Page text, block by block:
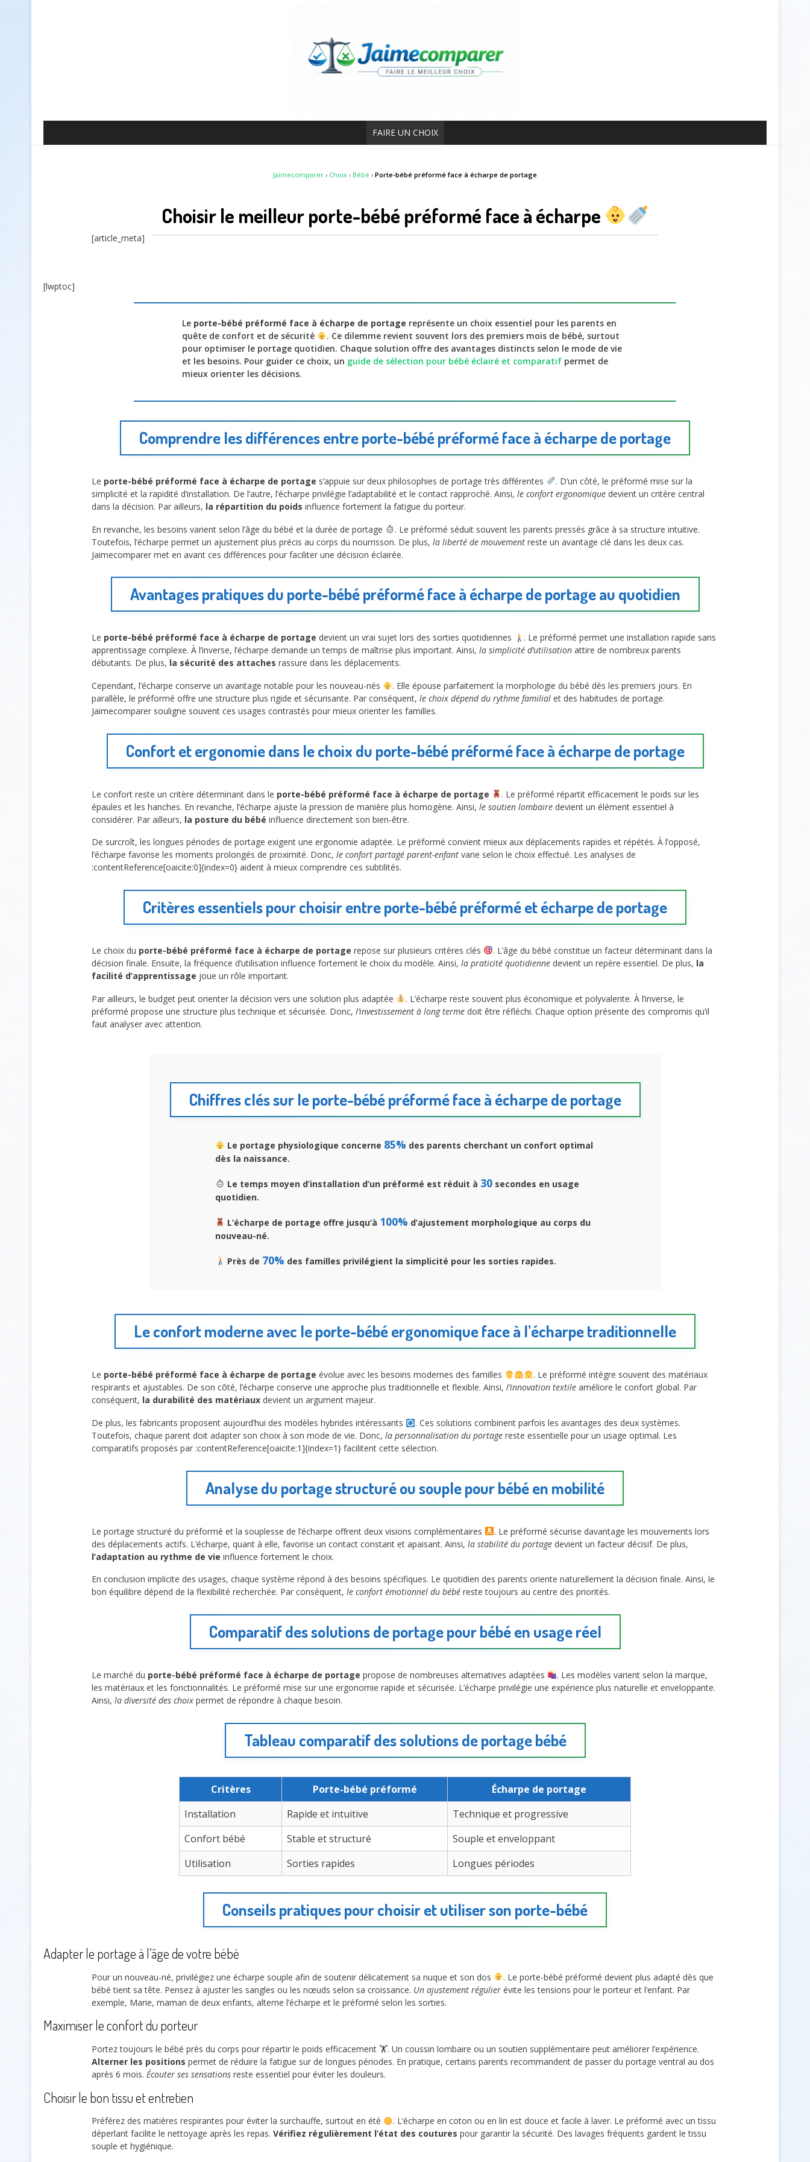
FAIRE UN CHOIX
Jaimecomparer › Choix › Bébé › Porte-bébé préformé face à écharpe de portage
Choisir le meilleur porte-bébé préformé face à écharpe
[article_meta]
[lwptoc]
Le porte-bébé préformé face à écharpe de portage représente un choix essentiel pour les parents en
quête de confort et de sécurité
. Ce dilemme revient souvent lors des premiers mois de bébé, surtout
pour optimiser le portage quotidien. Chaque solution offre des avantages distincts selon le mode de vie
et les besoins. Pour guider ce choix, un guide de sélection pour bébé éclairé et comparatif permet de
mieux orienter les décisions.
Comprendre les différences entre porte-bébé préformé face à écharpe de portage
Le porte-bébé préformé face à écharpe de portage s’appuie sur deux philosophies de portage très différentes
. D’un côté, le préformé mise sur la
simplicité et la rapidité d’installation. De l’autre, l’écharpe privilégie l’adaptabilité et le contact rapproché. Ainsi, le confort ergonomique devient un critère central
dans la décision. Par ailleurs, la répartition du poids influence fortement la fatigue du porteur.
En revanche, les besoins varient selon l’âge du bébé et la durée de portage
. Le préformé séduit souvent les parents pressés grâce à sa structure intuitive.
Toutefois, l’écharpe permet un ajustement plus précis au corps du nourrisson. De plus, la liberté de mouvement reste un avantage clé dans les deux cas.
Jaimecomparer met en avant ces différences pour faciliter une décision éclairée.
Avantages pratiques du porte-bébé préformé face à écharpe de portage au quotidien
Le porte-bébé préformé face à écharpe de portage devient un vrai sujet lors des sorties quotidiennes
. Le préformé permet une installation rapide sans
apprentissage complexe. À l’inverse, l’écharpe demande un temps de maîtrise plus important. Ainsi, la simplicité d’utilisation attire de nombreux parents
débutants. De plus, la sécurité des attaches rassure dans les déplacements.
Cependant, l’écharpe conserve un avantage notable pour les nouveau-nés
. Elle épouse parfaitement la morphologie du bébé dès les premiers jours. En
parallèle, le préformé offre une structure plus rigide et sécurisante. Par conséquent, le choix dépend du rythme familial et des habitudes de portage.
Jaimecomparer souligne souvent ces usages contrastés pour mieux orienter les familles.
Confort et ergonomie dans le choix du porte-bébé préformé face à écharpe de portage
Le confort reste un critère déterminant dans le porte-bébé préformé face à écharpe de portage
. Le préformé répartit efficacement le poids sur les
épaules et les hanches. En revanche, l’écharpe ajuste la pression de manière plus homogène. Ainsi, le soutien lombaire devient un élément essentiel à
considérer. Par ailleurs, la posture du bébé influence directement son bien-être.
De surcroît, les longues périodes de portage exigent une ergonomie adaptée. Le préformé convient mieux aux déplacements rapides et répétés. À l’opposé,
l’écharpe favorise les moments prolongés de proximité. Donc, le confort partagé parent-enfant varie selon le choix effectué. Les analyses de
:contentReference[oaicite:0]{index=0} aident à mieux comprendre ces subtilités.
Critères essentiels pour choisir entre porte-bébé préformé et écharpe de portage
Le choix du porte-bébé préformé face à écharpe de portage repose sur plusieurs critères clés
. L’âge du bébé constitue un facteur déterminant dans la
décision finale. Ensuite, la fréquence d’utilisation influence fortement le choix du modèle. Ainsi, la praticité quotidienne devient un repère essentiel. De plus, la
facilité d’apprentissage joue un rôle important.
Par ailleurs, le budget peut orienter la décision vers une solution plus adaptée
. L’écharpe reste souvent plus économique et polyvalente. À l’inverse, le
préformé propose une structure plus technique et sécurisée. Donc, l’investissement à long terme doit être réfléchi. Chaque option présente des compromis qu’il
faut analyser avec attention.
Chiffres clés sur le porte-bébé préformé face à écharpe de portage
Le portage physiologique concerne 85% des parents cherchant un confort optimal
dès la naissance.
Le temps moyen d’installation d’un préformé est réduit à 30secondes en usage
quotidien.
L’écharpe de portage offre jusqu’à 100% d’ajustement morphologique au corps du
nouveau-né.
Près de 70% des familles privilégient la simplicité pour les sorties rapides.
Le confort moderne avec le porte-bébé ergonomique face à l’écharpe traditionnelle
Le porte-bébé préformé face à écharpe de portage évolue avec les besoins modernes des familles
. Le préformé intègre souvent des matériaux
respirants et ajustables. De son côté, l’écharpe conserve une approche plus traditionnelle et flexible. Ainsi, l’innovation textile améliore le confort global. Par
conséquent, la durabilité des matériaux devient un argument majeur.
De plus, les fabricants proposent aujourd’hui des modèles hybrides intéressants
. Ces solutions combinent parfois les avantages des deux systèmes.
Toutefois, chaque parent doit adapter son choix à son mode de vie. Donc, la personnalisation du portage reste essentielle pour un usage optimal. Les
comparatifs proposés par :contentReference[oaicite:1]{index=1} facilitent cette sélection.
Analyse du portage structuré ou souple pour bébé en mobilité
Le portage structuré du préformé et la souplesse de l’écharpe offrent deux visions complémentaires
. Le préformé sécurise davantage les mouvements lors
des déplacements actifs. L’écharpe, quant à elle, favorise un contact constant et apaisant. Ainsi, la stabilité du portage devient un facteur décisif. De plus,
l’adaptation au rythme de vie influence fortement le choix.
En conclusion implicite des usages, chaque système répond à des besoins spécifiques. Le quotidien des parents oriente naturellement la décision finale. Ainsi, le
bon équilibre dépend de la flexibilité recherchée. Par conséquent, le confort émotionnel du bébé reste toujours au centre des priorités.
Comparatif des solutions de portage pour bébé en usage réel
Le marché du porte-bébé préformé face à écharpe de portage propose de nombreuses alternatives adaptées
. Les modèles varient selon la marque,
les matériaux et les fonctionnalités. Le préformé mise sur une ergonomie rapide et sécurisée. L’écharpe privilégie une expérience plus naturelle et enveloppante.
Ainsi, la diversité des choix permet de répondre à chaque besoin.
Tableau comparatif des solutions de portage bébé
Critères Porte-bébé préformé
Écharpe de portage
Installation
Rapide et intuitive
Technique et progressive
Confort bébé
Stable et structuré
Souple et enveloppant
Utilisation
Sorties rapides Longues périodes
Conseils pratiques pour choisir et utiliser son porte-bébé
Adapter le portage à l’âge de votre bébé
Pour un nouveau-né, privilégiez une écharpe souple afin de soutenir délicatement sa nuque et son dos
. Le porte-bébé préformé devient plus adapté dès que
bébé tient sa tête. Pensez à ajuster les sangles ou les nœuds selon sa croissance. Un ajustement régulier évite les tensions pour le porteur et l’enfant. Par
exemple, Marie, maman de deux enfants, alterne l’écharpe et le préformé selon les sorties.
Maximiser le confort du porteur
Portez toujours le bébé près du corps pour répartir le poids efficacement 🏋️. Un coussin lombaire ou un soutien supplémentaire peut améliorer l’expérience.
Alterner les positions permet de réduire la fatigue sur de longues périodes. En pratique, certains parents recommandent de passer du portage ventral au dos
après 6 mois. Écouter ses sensations reste essentiel pour éviter les douleurs.
Choisir le bon tissu et entretien
Préférez des matières respirantes pour éviter la surchauffe, surtout en été
. L’écharpe en coton ou en lin est douce et facile à laver. Le préformé avec un tissu
déperlant facilite le nettoyage après les repas. Vérifiez régulièrement l’état des coutures pour garantir la sécurité. Des lavages fréquents gardent le tissu
souple et hygiénique.